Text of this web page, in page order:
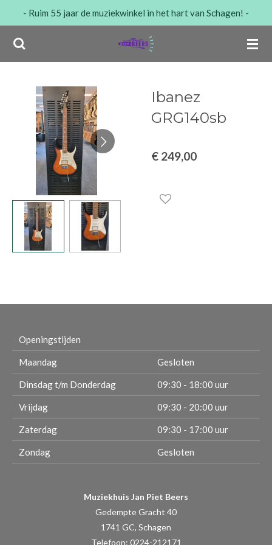
naar
de
- Ruim 55 jaar de muziekwinkel in het hart van Schagen! -
Ibanez
GRG140sb
€ 249,00
Openingstijden
Maandag Gesloten
Dinsdag t/m Donderdag 09:30 - 18:00 uur
Vrijdag 09:30 - 20:00 uur
Zaterdag 09:30 - 17:00 uur
Zondag Gesloten
Muziekhuis Jan Piet Beers
Gedempte Gracht 40
1741 GC, Schagen
Telefoon: 0224-212171